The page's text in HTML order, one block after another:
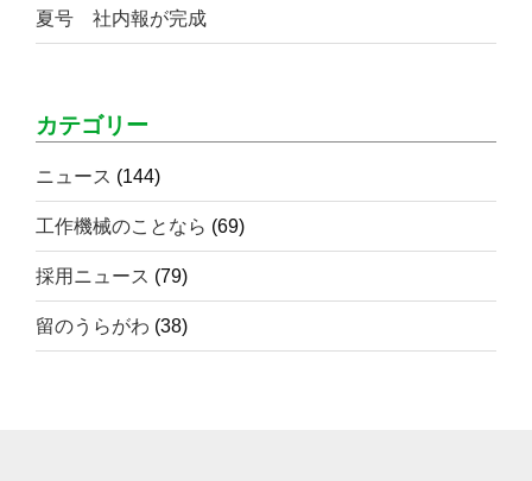
夏号 社内報が完成
カテゴリー
ニュース (144)
工作機械のことなら (69)
採用ニュース (79)
留のうらがわ (38)